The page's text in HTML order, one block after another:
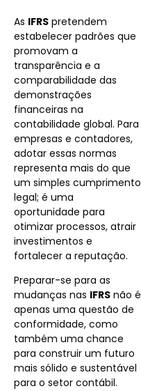
As IFRS pretendem
estabelecer padrões que
promovam a
transparência e a
comparabilidade das
demonstrações
financeiras na
contabilidade global. Para
empresas e contadores,
adotar essas normas
representa mais do que
um simples cumprimento
legal; é uma
oportunidade para
otimizar processos, atrair
investimentos e
fortalecer a reputação.
Preparar-se para as
mudanças nas IFRS não é
apenas uma questão de
conformidade, como
também uma chance
para construir um futuro
mais sólido e sustentável
para o setor contábil.